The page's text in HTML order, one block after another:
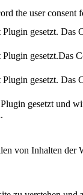
the user
gesetzt.
gesetzt.Das
gesetzt.
gesetzt und
von Inhalten